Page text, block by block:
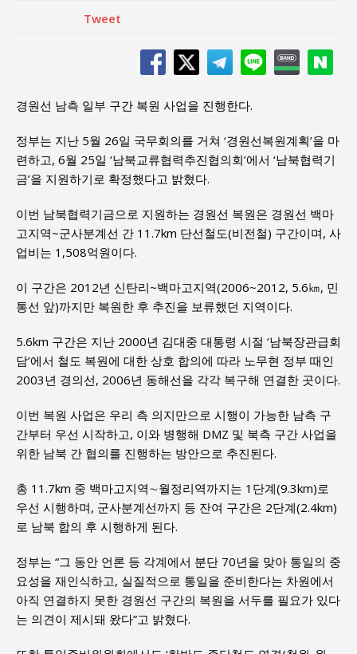
Tweet
경원선 남측 일부 구간 복원 사업을 진행한다.
정부는 지난 5월 26일 국무회의를 거쳐 ‘경원선복원계획’을 마
련하고, 6월 25일 ‘남북교류협력추진협의회’에서 ‘남북협력기
금’을 지원하기로 확정했다고 밝혔다.
이번 남북협력기금으로 지원하는 경원선 복원은 경원선 백마
고지역~군사분계선 간 11.7km 단선철도(비전철) 구간이며, 사
업비는 1,508억원이다.
이 구간은 2012년 신탄리~백마고지역(2006~2012, 5.6㎞, 민
통선 앞)까지만 복원한 후 추진을 보류했던 지역이다.
5.6km 구간은 지난 2000년 김대중 대통령 시절 ‘남북장관급회
담’에서 철도 복원에 대한 상호 합의에 따라 노무현 정부 때인
2003년 경의선, 2006년 동해선을 각각 복구해 연결한 곳이다.
이번 복원 사업은 우리 측 의지만으로 시행이 가능한 남측 구
간부터 우선 시작하고, 이와 병행해 DMZ 및 북측 구간 사업을
위한 남북 간 협의를 진행하는 방안으로 추진된다.
총 11.7km 중 백마고지역∼월정리역까지는 1단계(9.3km)로
우선 시행하며, 군사분계선까지 등 잔여 구간은 2단계(2.4km)
로 남북 합의 후 시행하게 된다.
정부는 “그 동안 언론 등 각계에서 분단 70년을 맞아 통일의 중
요성을 재인식하고, 실질적으로 통일을 준비한다는 차원에서
아직 연결하지 못한 경원선 구간의 복원을 서두를 필요가 있다
는 의견이 제시돼 왔다”고 밝혔다.